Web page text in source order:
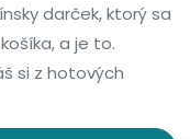
darček, ktorý sa
a je to.
si z hotových